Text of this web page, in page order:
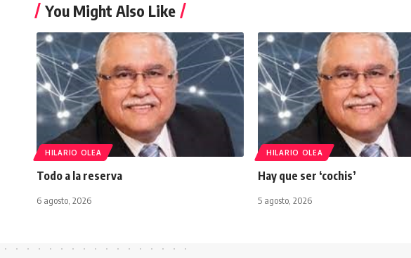
You Might Also Like
HILARIO OLEA
Todo a la reserva
6 agosto, 2026
HILARIO OLEA
Hay que ser ‘cochis’
5 agosto, 2026